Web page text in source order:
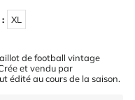
XL
de football vintage
et vendu par
édité au cours de la saison.